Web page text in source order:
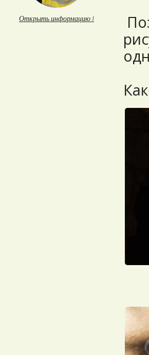
Открыть информацию ↓